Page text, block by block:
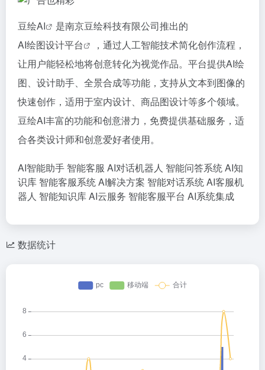
豆绘AI
是南京豆绘科技有限公司推出的
AI绘图设计平台
，通过人工智能技术简化创作流程，
让用户能轻松地将创意转化为视觉作品。平台提供AI绘
图、设计助手、全景合成等功能，支持从文本到图像的
快速创作，适用于室内设计、商品图设计等多个领域。
豆绘AI丰富的功能和创意潜力，免费提供基础服务，适
合各类设计师和创意爱好者使用。
AI智能助手 智能客服 AI对话机器人 智能问答系统AI知
识库 智能客服系统AI解决方案 智能对话系统AI客服机
器人 智能知识库AI云服务 智能客服平台 AI系统集成
数据统计